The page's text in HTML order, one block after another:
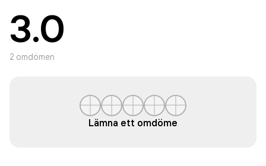
3.0
2 omdömen
Lämna ett omdöme